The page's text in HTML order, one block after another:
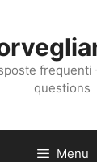
frequenti
questions
Menu